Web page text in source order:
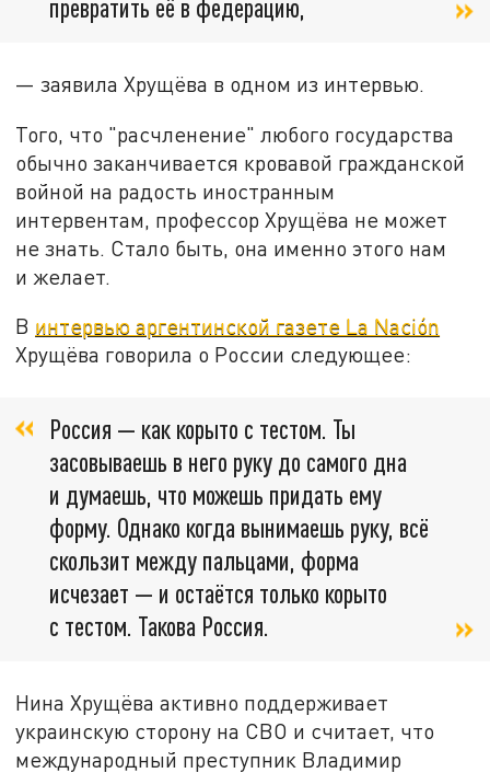
превратить её в федерацию,
— заявила Хрущёва в одном из интервью.
Того, что "расчленение" любого государства
обычно заканчивается кровавой гражданской
войной на радость иностранным
интервентам, профессор Хрущёва не может
не знать. Стало быть, она именно этого нам
и желает.
В интервью аргентинской газете La Nación
Хрущёва говорила о России следующее:
Россия — как корыто с тестом. Ты
засовываешь в него руку до самого дна
и думаешь, что можешь придать ему
форму. Однако когда вынимаешь руку, всё
скользит между пальцами, форма
исчезает — и остаётся только корыто
с тестом. Такова Россия.
Нина Хрущёва активно поддерживает
украинскую сторону на СВО и считает, что
международный преступник Владимир